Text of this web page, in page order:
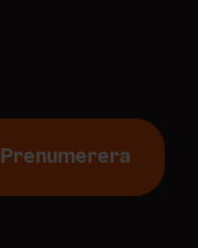
Prenumerera